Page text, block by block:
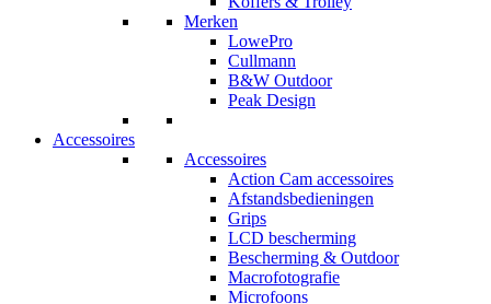
Merken
LowePro
Cullmann
B&W Outdoor
Peak Design
Accessoires
Accessoires
Action Cam accessoires
Afstandsbedieningen
Grips
LCD bescherming
Bescherming & Outdoor
Macrofotografie
Microfoons